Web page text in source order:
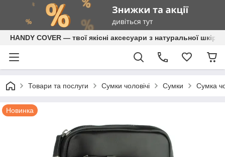
HANDY COVER — твої якісні аксесуари з натуральної шкіри
Товари та послуги Сумки чоловічі Сумки Сумка
Новинка